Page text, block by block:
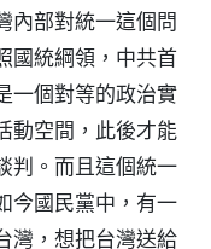
內部對統一這個問
國統綱領，中共首
一個對等的政治實
動空間，此後才能
判。而且這個統一
今國民黨中，有一
灣，想把台灣送給